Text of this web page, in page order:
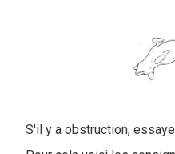
S'il y a obstruction,